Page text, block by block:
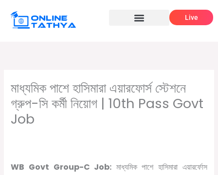
Live
মাধ্যমিক পাশে হাসিমারা এয়ারফোর্স স্টেশনে
গ্রুপ-সি কর্মী নিয়োগ | 10th Pass Govt
Job
WB Govt Group-C Job: মাধ্যমিক পাশে হাসিমারা এয়ারর্ফোস